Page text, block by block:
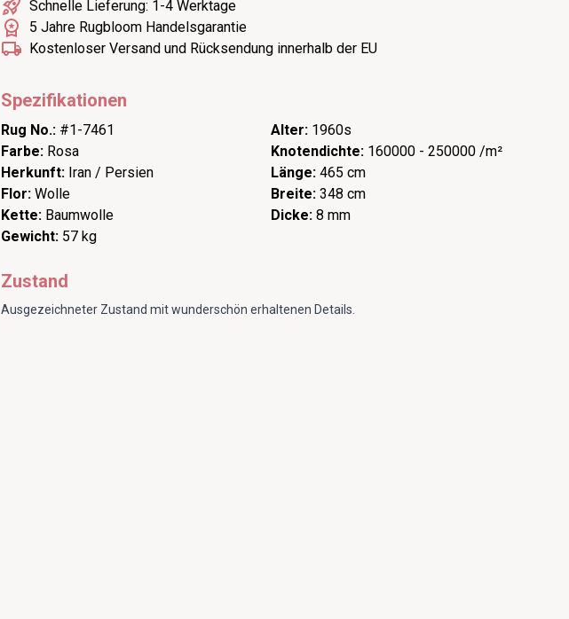
Schnelle Lieferung: 1-4 Werktage
5 Jahre Rugbloom Handelsgarantie
Kostenloser Versand und Rücksendung innerhalb der EU
Spezifikationen
Rug No.: #1-7461 Alter: 1960s
Farbe: Rosa Knotendichte: 160000 - 250000 /m²
Herkunft: Iran / Persien Länge: 465 cm
Flor: Wolle Breite: 348 cm
Kette: Baumwolle Dicke: 8 mm
Gewicht: 57 kg
Zustand
Ausgezeichneter Zustand mit wunderschön erhaltenen Details.